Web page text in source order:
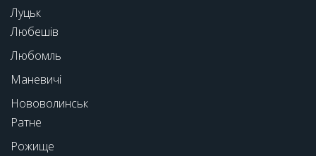
Луцьк
Любешів
Любомль
Маневичі
Нововолинськ
Ратне
Рожище